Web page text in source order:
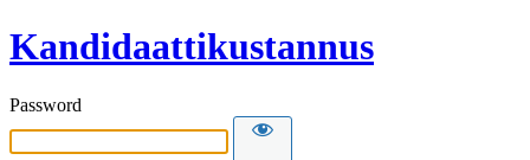
Kandidaattikustannus
Password